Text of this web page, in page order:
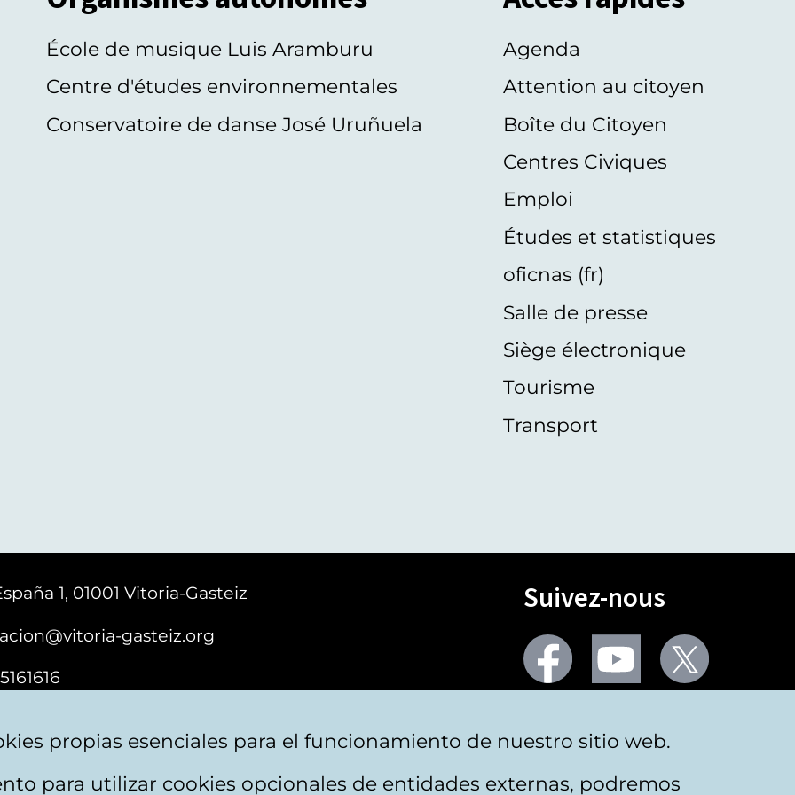
École de musique Luis Aramburu
Centre d'études environnementales
Conservatoire de danse José Uruñuela
Agenda
Attention au citoyen
Boîte du Citoyen
Centres Civiques
Emploi
Études et statistiques
oficnas (fr)
Salle de presse
Siège électronique
Tourisme
Transport
1, 01001 Vitoria-Gasteiz
gasteiz.org
Suivez-nous
Facebook Youtube
propias esenciales para el funcionamiento de nuestro sitio web.
para utilizar cookies opcionales de entidades externas, podremos